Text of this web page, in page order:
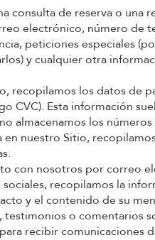
consulta de reserva o una
electrónico, número de
peticiones especiales
y cualquier otra
recopilamos los datos de
CVC). Esta información
almacenamos los
en nuestro Sitio,
con nosotros por correo
recopilamos la
y el contenido de su
testimonios o comentarios
recibir comunicaciones